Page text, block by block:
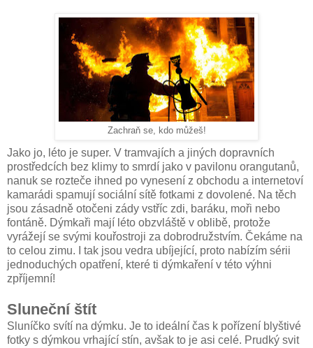
Zachraň se, kdo můžeš!
Jako jo, léto je super. V tramvajích a jiných dopravních
prostředcích bez klimy to smrdí jako v pavilonu orangutanů,
nanuk se rozteče ihned po vynesení z obchodu a internetoví
kamarádi spamují sociální sítě fotkami z dovolené. Na těch
jsou zásadně otočeni zády vstříc zdi, baráku, moři nebo
fontáně. Dýmkaři mají léto obzvláště v oblibě, protože
vyrážejí se svými kouřostroji za dobrodružstvím. Čekáme na
to celou zimu. I tak jsou vedra ubíjející, proto nabízím sérii
jednoduchých opatření, které ti dýmkaření v této výhni
zpříjemní!
Sluneční štít
Sluníčko svítí na dýmku. Je to ideální čas k pořízení blyštivé
fotky s dýmkou vrhající stín, avšak to je asi celé. Prudký svit